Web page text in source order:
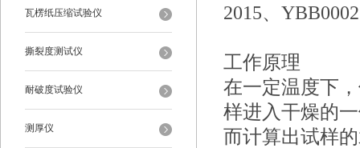
瓦楞纸压缩试验仪
撕裂度测试仪
耐破度试验仪
测厚仪
2015、
工作原理
在一定温度下
样进入干燥的
而计算出试样